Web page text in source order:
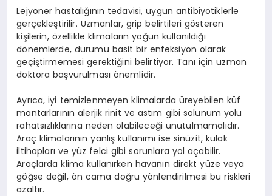
Lejyoner hastalığının tedavisi, uygun antibiyotiklerle
gerçekleştirilir. Uzmanlar, grip belirtileri gösteren
kişilerin, özellikle klimaların yoğun kullanıldığı
dönemlerde, durumu basit bir enfeksiyon olarak
geçiştirmemesi gerektiğini belirtiyor. Tanı için uzman
doktora başvurulması önemlidir.
Ayrıca, iyi temizlenmeyen klimalarda üreyebilen küf
mantarlarının alerjik rinit ve astım gibi solunum yolu
rahatsızlıklarına neden olabileceği unutulmamalıdır.
Araç klimalarının yanlış kullanımı ise sinüzit, kulak
iltihapları ve yüz felci gibi sorunlara yol açabilir.
Araçlarda klima kullanırken havanın direkt yüze veya
göğse değil, ön cama doğru yönlendirilmesi bu riskleri
azaltır.